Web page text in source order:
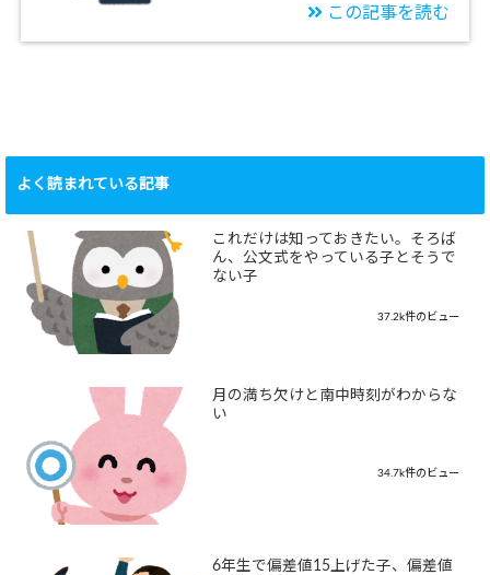
この記事を読む
よく読まれている記事
これだけは知っておきたい。そろば
ん、公文式をやっている子とそうで
ない子
37.2k件のビュー
月の満ち欠けと南中時刻がわからな
い
34.7k件のビュー
6年生で偏差値15上げた子、偏差値